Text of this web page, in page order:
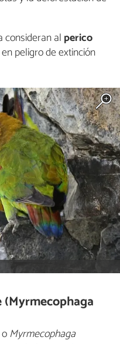
consideran al perico
peligro de extinción
Myrmecophaga